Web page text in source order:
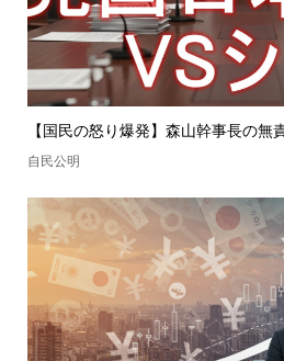
【国民の怒り爆発】森山幹事長の無
自民公明